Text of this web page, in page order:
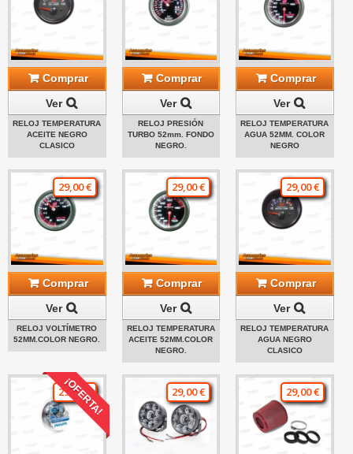
Comprar
Ver
RELOJ TEMPERATURA
ACEITE NEGRO
CLASICO
Comprar
Ver
RELOJ PRESIÓN
TURBO 52mm. FONDO
NEGRO.
Comprar
Ver
RELOJ TEMPERATURA
AGUA 52MM. COLOR
NEGRO
29,00 €
Comprar
Ver
RELOJ VOLTÍMETRO
52MM.COLOR NEGRO.
29,00 €
Comprar
Ver
RELOJ TEMPERATURA
ACEITE 52MM.COLOR
NEGRO.
29,00 €
Comprar
Ver
RELOJ TEMPERATURA
AGUA NEGRO
CLASICO
¡OFERTA!
29,00 € 29,00 € 29,00 €